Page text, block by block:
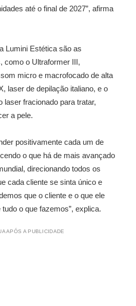
até o final de 2027”, afirma
Lumini Estética são as
como o Ultraformer III,
micro e macrofocado de alta
laser de depilação italiano, e o
laser fracionado para tratar,
a pele.
positivamente cada um de
o que há de mais avançado
direcionando todos os
cada cliente se sinta único e
que o cliente e o que ele
o que fazemos”, explica.
APÓS A PUBLICIDADE